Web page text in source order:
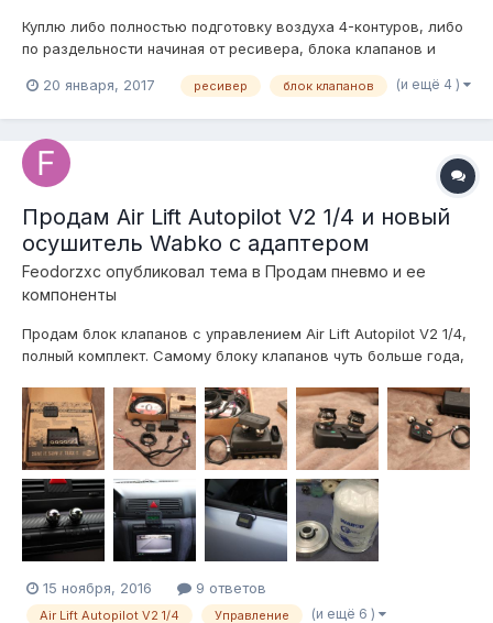
Куплю либо полностью подготовку воздуха 4-контуров, либо
по раздельности начиная от ресивера, блока клапанов и
же ищутся датчики положения, а так же крепления под них
драйв2 с таким ж...
20 января, 2017 ресивер блок клапанов (и ещё 4 )
Продам Air Lift Autopilot V2 1/4 и новый
осушитель Wabko с адаптером
Feodorzxc опубликовал тема в Продам пневмо и ее
компоненты
Продам блок клапанов с управлением Air Lift Autopilot V2 1/4,
полный комплект. Самому блоку клапанов чуть больше года,
идеальном состоянии. В придачу отдам свое крепление для
пульта на шаровых магнитах. Оно позволяет одним
движением защелкн...
15 ноября, 2016 9 ответов
Air Lift Autopilot V2 1/4 Управление (и ещё 6 )